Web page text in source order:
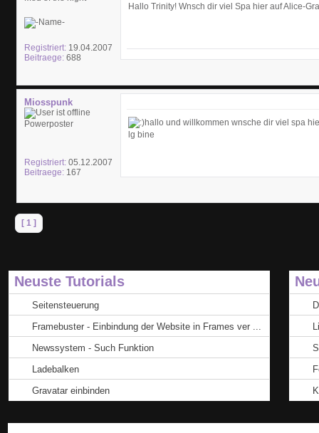
Registriert: 19.04.2007
Beitraege: 688
Hallo Trinity! Wnsch dir viel Spa hier auf Alice-
Miosspunk
Powerposter
Registriert: 05.12.2007
Beitraege: 167
hallo und willkommen wnsche dir viel spa
lg bine
[ 1 ]
Neuste Tutorials
Seitensteuerung
Framebuster - Einbindung der Website in Frames ver ...
Newssystem - Such Funktion
Ladebalken
Gravatar einbinden